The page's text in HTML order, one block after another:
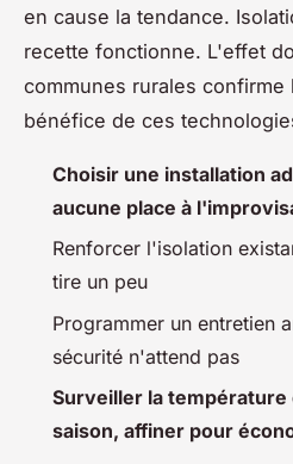
en cause la tendance.
recette fonctionne. L'effet
communes rurales confirme
bénéfice de ces
Choisir une installation
aucune place à
Renforcer l'isolation
tire un peu
Programmer un entretien
sécurité n'attend pas
Surveiller la température
saison, affiner pour